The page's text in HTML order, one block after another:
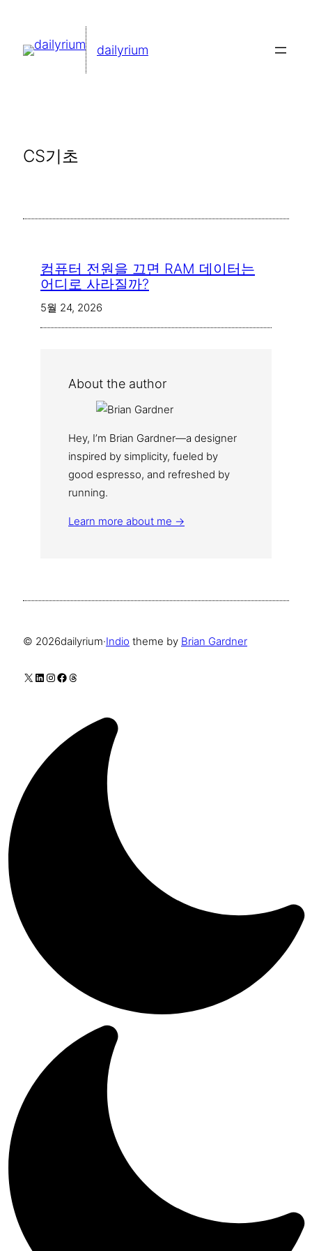
dailyrium
CS기초
컴퓨터 전원을 끄면 RAM 데이터는
어디로 사라질까?
5월 24, 2026
About the author
Hey, I’m Brian Gardner—a designer
inspired by simplicity, fueled by
good espresso, and refreshed by
running.
Learn more about me →
© 2026dailyrium·Indio theme by Brian Gardner
X LinkedIn
Instagram
Facebook
Threads